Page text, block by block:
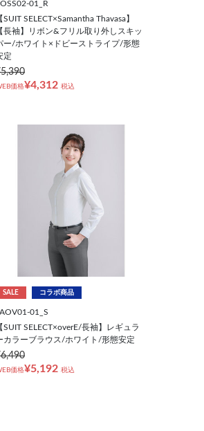
01_R
SUIT SELECT×Samantha Thavasa】
長袖】リボン&フリル取り外しスキッ
ー/ホワイト×ドビーストライプ/形態
定
価格¥4,312 税込
SALE コラボ商品
01_S
SUIT SELECT×overE/長袖】レギュラ
カラーブラウス/ホワイト/形態安定
価格¥5,192 税込